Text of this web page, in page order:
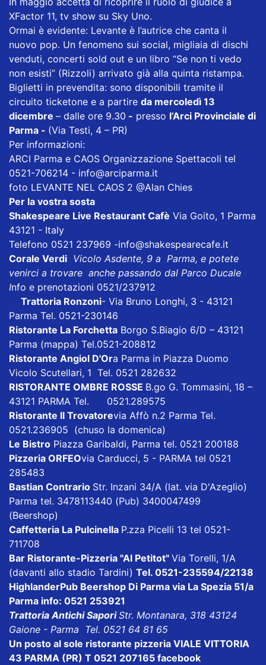
XFactor 11, tv show su Sky Uno.
Ormai è evidente: Levante è l’autrice che canta il
nuovo pop. Un fenomeno sui social, migliaia di dischi
venduti, concerti sold out e un libro “Se non ti vedo
non esisti” (Rizzoli) arrivato già alla quinta ristampa.
Biglietti in prevendita: sono disponibili tramite il
circuito ticketone e a partire da mercoledì 13
dicembre – dalle ore 9.30 - presso l’Arci Provinciale di
Parma - (Via Testi, 4 – PR)
Per informazioni:
ARCI Parma e CAOS Organizzazione Spettacoli tel
0521-706214 - info@arciparma.it
foto LEVANTE NEL CAOS 2 @Alan Chies
Per la vostra sosta
Shakespeare Live Restaurant Cafè Via Goito, 1 Parma
43121 - Italy
Telefono 0521 237969 -info@shakespearecafe.it
Corale Verdi Vicolo Asdente, 9 a Parma, e potete
venirci a trovare anche passando dal Parco Ducale
Info e prenotazioni 0521/237912
Trattoria Ronzoni- Via Bruno Longhi, 3 - 43121
Parma Tel. 0521-230146
Ristorante La Forchetta Borgo S.Biagio 6/D – 43121
Parma (mappa) Tel.0521-208812
Ristorante Angiol D'Ora Parma in Piazza Duomo
Vicolo Scutellari, 1 Tel. 0521 282632
RISTORANTE OMBRE ROSSE B.go G. Tommasini, 18 –
43121 PARMA Tel. 0521.289575
Ristorante Il Trovatorevia Affò n.2 Parma Tel.
0521.236905 (chuso la domenica)
Le Bistro Piazza Garibaldi, Parma tel. 0521 200188
Pizzeria ORFEOvia Carducci, 5 - PARMA tel 0521
285483
Bastian Contrario Str. Inzani 34/A (lat. via D'Azeglio)
Parma tel. 3478113440 (Pub) 3400047499
(Beershop)
Caffetteria La Pulcinella P.zza Picelli 13 tel 0521-
711708
Bar Ristorante-Pizzeria "Al Petitot" Via Torelli, 1/A
(davanti allo stadio Tardini) Tel. 0521-235594/22138
HighlanderPub Beershop Di Parma via La Spezia 51/a
Parma info: 0521 253921
Trattoria Antichi SaporiStr. Montanara, 318 43124
Gaione - Parma Tel. 0521 64 81 65
Un posto al sole ristorante pizzeria VIALE VITTORIA
43 PARMA (PR) T 0521 207165 facebook